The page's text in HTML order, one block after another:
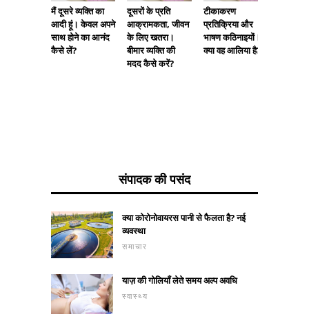
मैं दूसरे व्यक्ति का
आदी हूं। केवल अपने
साथ होने का आनंद
कैसे लें?
दूसरों के प्रति
आक्रामकता, जीवन
के लिए खतरा।
बीमार व्यक्ति की
मदद कैसे करें?
टीकाकरण
प्रतिक्रिया और
भाषण कठिनाइयों।
क्या वह आलिया है?
संपादक की पसंद
क्या कोरोनोवायरस पानी से फैलता है? नई
व्यवस्था
समाचार
याज़ की गोलियाँ लेते समय अल्प अवधि
स्वास्थ्य